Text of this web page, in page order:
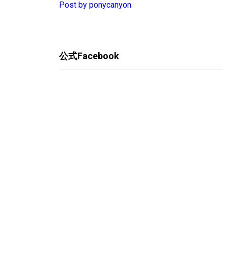
Post by ponycanyon
公式Facebook